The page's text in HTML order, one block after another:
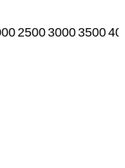
250030003500